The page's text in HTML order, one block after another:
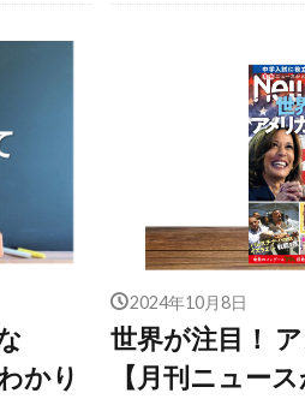
かり
2024年10月8日
世界が注目！
【月刊ニュー